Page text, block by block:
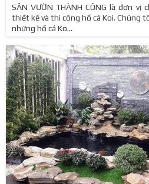
SÂN VƯỜN THÀNH CÔNG là đơn
thiết kế và thi công hồ cá Koi. Chúng
những hồ cá Ko...